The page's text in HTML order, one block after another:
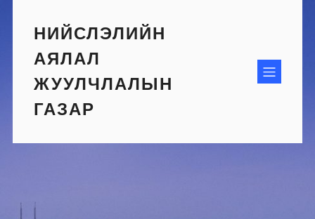
contentНИЙСЛЭЛИЙН
АЯЛАЛ
ЖУУЛЧЛАЛЫН
ГАЗАР